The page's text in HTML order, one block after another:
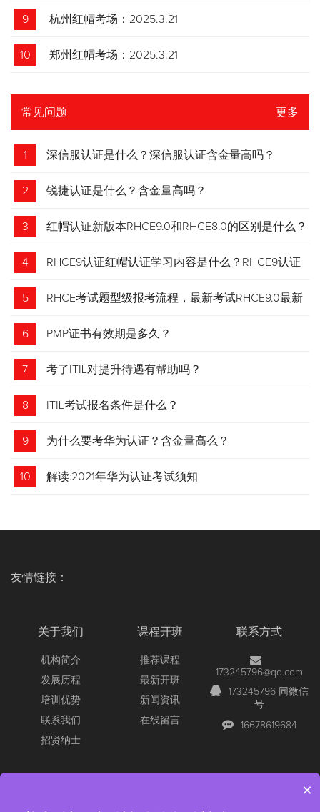
9 杭州红帽考场：2025.3.21
10 郑州红帽考场：2025.3.21
常见问题 更多
1 深信服认证是什么？深信服认证含金量高吗？
2 锐捷认证是什么？含金量高吗？
3 红帽认证新版本RHCE9.0和RHCE8.0的区别是什么？
4 RHCE9认证红帽认证学习内容是什么？RHCE9认证
介绍
5 RHCE考试题型级报考流程，最新考试RHCE9.0最新
考试 变化请悉知
6 PMP证书有效期是多久？
7 考了ITIL对提升待遇有帮助吗？
8 ITIL考试报名条件是什么？
9 为什么要考华为认证？含金量高么？
10 解读:2021年华为认证考试须知
友情链接：
关于我们
机构简介
发展历程
培训优势
联系我们
招贤纳士
课程开班
推荐课程
最新开班
新闻资讯
在线留言
联系方式
173245796@qq.com
173245796 同微信
号
16678619684
×